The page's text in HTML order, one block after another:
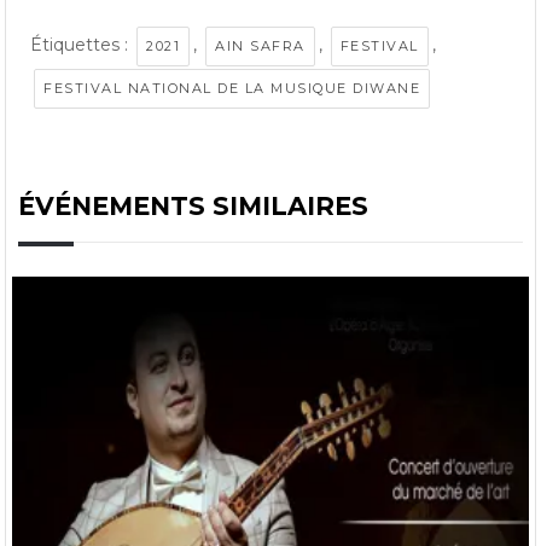
Étiquettes : 2021 , AIN SAFRA , FESTIVAL ,
FESTIVAL NATIONAL DE LA MUSIQUE DIWANE
ÉVÉNEMENTS SIMILAIRES